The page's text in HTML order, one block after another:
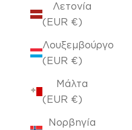
Λετονία
(EUR €)
Λουξεμβούργο
(EUR €)
Μάλτα
(EUR €)
Νορβηγία